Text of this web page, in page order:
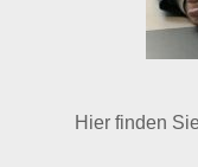
Hier finden